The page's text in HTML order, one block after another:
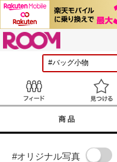
商品
#オリジナル写真